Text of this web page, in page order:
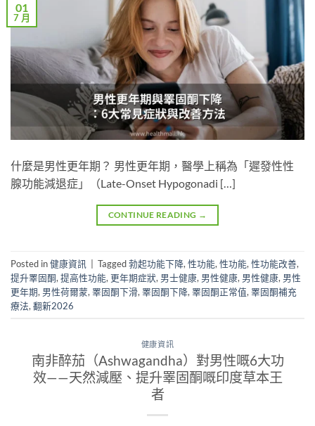
01
7 月
什麼是男性更年期？ 男性更年期，醫學上稱為「遲發性性
腺功能減退症」（Late-Onset Hypogonadi […]
CONTINUE READING →
Posted in健康資訊 | Tagged勃起功能下降, 性功能, 性功能, 性功能改善,
提升睪固酮, 提高性功能, 更年期症狀, 男士健康, 男性健康, 男性健康, 男性
更年期, 男性荷爾蒙, 睪固酮下滑, 睪固酮下降, 睪固酮正常值, 睪固酮補充
療法, 翻新2026
健康資訊
南非醉茄（Ashwagandha）對男性嘅6大功
效——天然減壓、提升睪固酮嘅印度草本王
者